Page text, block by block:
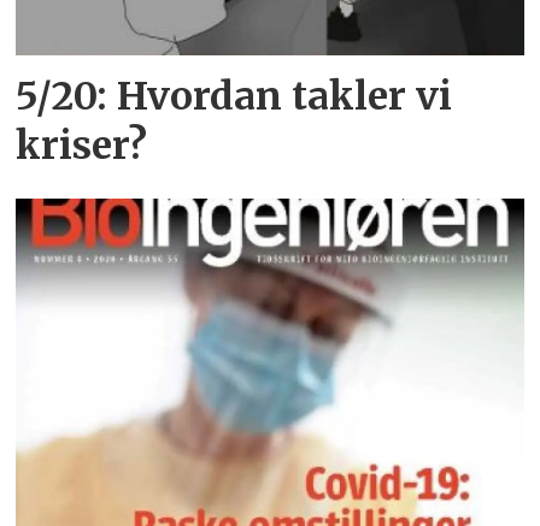
5/20: Hvordan takler vi
kriser?